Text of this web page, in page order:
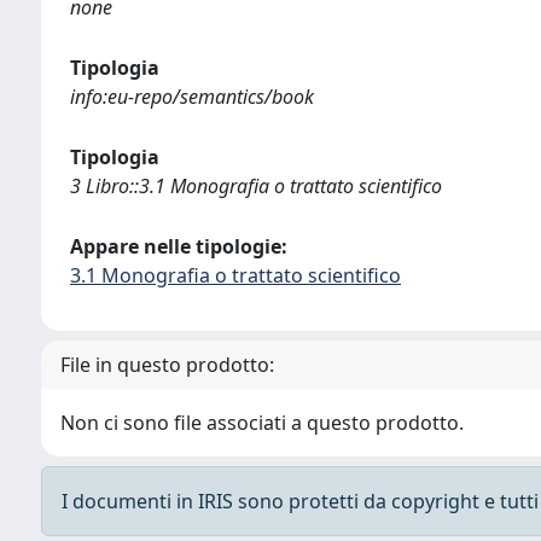
none
Tipologia
info:eu-repo/semantics/book
Tipologia
3 Libro::3.1 Monografia o trattato scientifico
Appare nelle tipologie:
3.1 Monografia o trattato scientifico
File in questo prodotto:
Non ci sono file associati a questo prodotto.
I documenti in IRIS sono protetti da copyright e